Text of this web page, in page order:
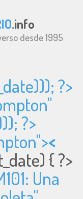
.info
desde 1995
?>
?>
<
{ ?>
Una